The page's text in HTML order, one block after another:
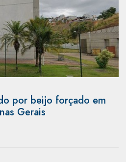
por beijo forçado em
Gerais